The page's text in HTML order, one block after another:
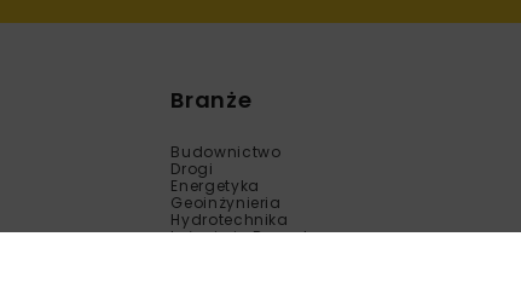
Branże
Budownictwo
Drogi
Energetyka
Geoinżynieria
Hydrotechnika
Inżynieria Bezwykopowa